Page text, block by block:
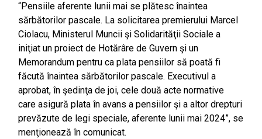
“Pensiile aferente lunii mai se plătesc înaintea
sărbătorilor pascale. La solicitarea premierului Marcel
Ciolacu, Ministerul Muncii şi Solidarităţii Sociale a
iniţiat un proiect de Hotărâre de Guvern şi un
Memorandum pentru ca plata pensiilor să poată fi
făcută înaintea sărbătorilor pascale. Executivul a
aprobat, în şedinţa de joi, cele două acte normative
care asigură plata în avans a pensiilor şi a altor drepturi
prevăzute de legi speciale, aferente lunii mai 2024”, se
menţionează în comunicat.